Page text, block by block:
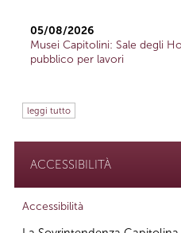
05/08/2026
Musei Capitolini: Sale degli
pubblico per lavori
leggi tutto
ACCESSIBILITÀ
Accessibilità